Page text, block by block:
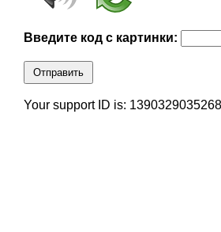
Введите код с картинки:
Отправить
Your support ID is: